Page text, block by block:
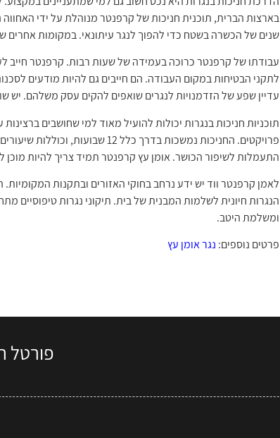
בארצות הברית, תוכנית חניכות של קרפנטר מנוהלת על ידי
שנים של הכשרה בשטח כדי להפוך לנגר עיתונאי. במקומות אחרים
עבודתו של קרפנטר כרוכה בעמידה של שעות רבות. קרפנטר חייב
לתקני הבטיחות במקום העבודה. הם חייבים גם להיות מודעים
עדיין שפע של הזדמנויות לנגרים שואפים להקים עסק משלהם. יש
פרויקטים. החניכות נמשכות
התעמלות לשיפור הכושר. אומן עץ קרפנטר תמיד צריך להיות מוכן
לאמן קרפנטר ווד יש ידע נרחב בחוקי האזורים ובתקנות
ומשלמת היטב.
פרטים נוספים: נגר אומן עץ
פורטל